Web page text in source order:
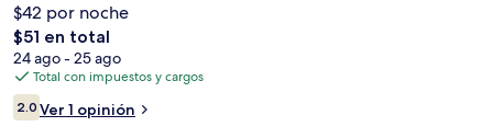
$42 por noche
El
precio
total
es
de
$51 en total
24 ago - 25 ago
Total con impuestos y cargos
Opiniones
2.02.0 de 10,
Ver 1 opinión